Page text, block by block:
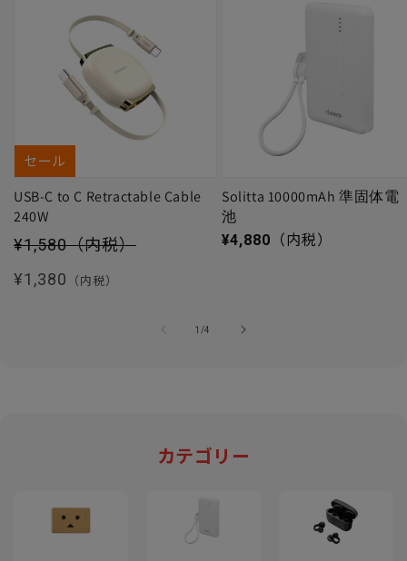
セール
USB-C to C Retractable Cable
240W
セール価格
¥1,580（内税）
通常価格
¥1,380 （内税）
Solitta 10000mAh 準固体電
池
通常価格
¥4,880 （内税）
1 /
の4
カテゴリー